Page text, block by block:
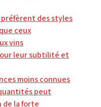
des styles
ceux
vins
leur subtilité et
moins connues
peut
de la forte